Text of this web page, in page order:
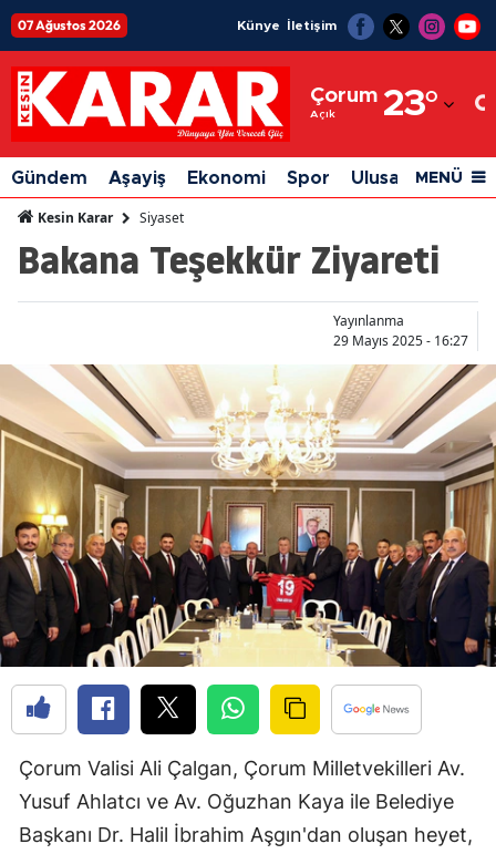
07 Ağustos 2026 Künye İletişim
Çorum
Açık 23°
Adıyaman
Afyonkarahisar
Ağrı
Amasya
Antalya
Artvin
Aydın
Balıkesir
Bilecik
Bingöl
Bitlis
Bolu
Burdur
Çanakkale
Çankırı
Gündem Aşayiş Ekonomi Spor Ulusal Siyaset
MENÜ
Kesin Karar Siyaset
Bakana Teşekkür Ziyareti
Yayınlanma
29 Mayıs 2025 - 16:27
Çorum Valisi Ali Çalgan, Çorum Milletvekilleri Av.
Yusuf Ahlatcı ve Av. Oğuzhan Kaya ile Belediye
Başkanı Dr. Halil İbrahim Aşgın'dan oluşan heyet,